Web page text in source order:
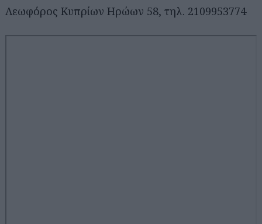
Λεωφόρος Κυπρίων Ηρώων 58, τηλ. 2109953774